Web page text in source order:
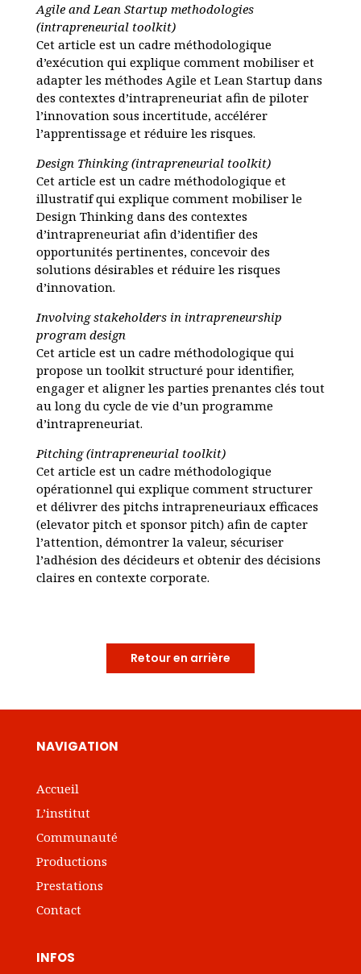
Agile and Lean Startup methodologies
(intrapreneurial toolkit)
Cet article est un cadre méthodologique
d’exécution qui explique comment mobiliser et
adapter les méthodes Agile et Lean Startup dans
des contextes d’intrapreneuriat afin de piloter
l’innovation sous incertitude, accélérer
l’apprentissage et réduire les risques.
Design Thinking (intrapreneurial toolkit)
Cet article est un cadre méthodologique et
illustratif qui explique comment mobiliser le
Design Thinking dans des contextes
d’intrapreneuriat afin d’identifier des
opportunités pertinentes, concevoir des
solutions désirables et réduire les risques
d’innovation.
Involving stakeholders in intrapreneurship
program design
Cet article est un cadre méthodologique qui
propose un toolkit structuré pour identifier,
engager et aligner les parties prenantes clés tout
au long du cycle de vie d’un programme
d’intrapreneuriat.
Pitching (intrapreneurial toolkit)
Cet article est un cadre méthodologique
opérationnel qui explique comment structurer
et délivrer des pitchs intrapreneuriaux efficaces
(elevator pitch et sponsor pitch) afin de capter
l’attention, démontrer la valeur, sécuriser
l’adhésion des décideurs et obtenir des décisions
claires en contexte corporate.
Retour en arrière
NAVIGATION
Accueil
L’institut
Communauté
Productions
Prestations
Contact
INFOS